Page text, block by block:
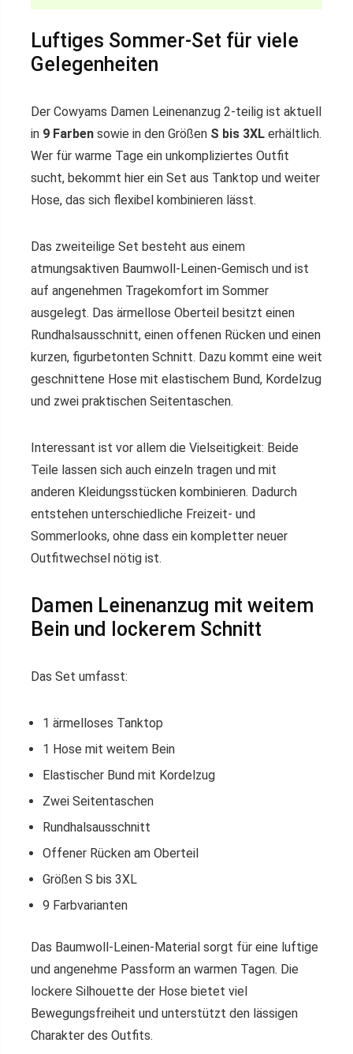
Luftiges Sommer-Set für viele
Gelegenheiten
Der Cowyams Damen Leinenanzug 2-teilig ist aktuell
in 9 Farben sowie in den Größen S bis 3XL erhältlich.
Wer für warme Tage ein unkompliziertes Outfit
sucht, bekommt hier ein Set aus Tanktop und weiter
Hose, das sich flexibel kombinieren lässt.
Das zweiteilige Set besteht aus einem
atmungsaktiven Baumwoll-Leinen-Gemisch und ist
auf angenehmen Tragekomfort im Sommer
ausgelegt. Das ärmellose Oberteil besitzt einen
Rundhalsausschnitt, einen offenen Rücken und einen
kurzen, figurbetonten Schnitt. Dazu kommt eine weit
geschnittene Hose mit elastischem Bund, Kordelzug
und zwei praktischen Seitentaschen.
Interessant ist vor allem die Vielseitigkeit: Beide
Teile lassen sich auch einzeln tragen und mit
anderen Kleidungsstücken kombinieren. Dadurch
entstehen unterschiedliche Freizeit- und
Sommerlooks, ohne dass ein kompletter neuer
Outfitwechsel nötig ist.
Damen Leinenanzug mit weitem
Bein und lockerem Schnitt
Das Set umfasst:
1 ärmelloses Tanktop
1 Hose mit weitem Bein
Elastischer Bund mit Kordelzug
Zwei Seitentaschen
Rundhalsausschnitt
Offener Rücken am Oberteil
Größen S bis 3XL
9 Farbvarianten
Das Baumwoll-Leinen-Material sorgt für eine luftige
und angenehme Passform an warmen Tagen. Die
lockere Silhouette der Hose bietet viel
Bewegungsfreiheit und unterstützt den lässigen
Charakter des Outfits.